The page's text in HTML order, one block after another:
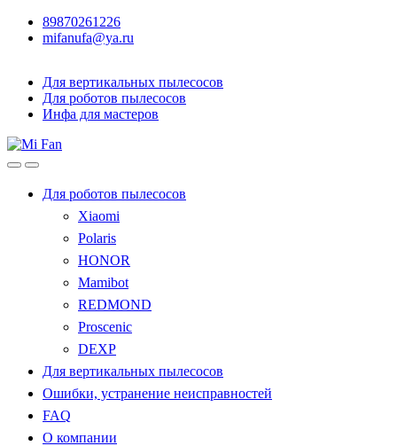
89870261226
mifanufa@ya.ru
Для вертикальных пылесосов
Для роботов пылесосов
Инфа для мастеров
Для роботов пылесосов
Xiaomi
Polaris
HONOR
Mamibot
REDMOND
Proscenic
DEXP
Для вертикальных пылесосов
Ошибки, устранение неисправностей
FAQ
О компании